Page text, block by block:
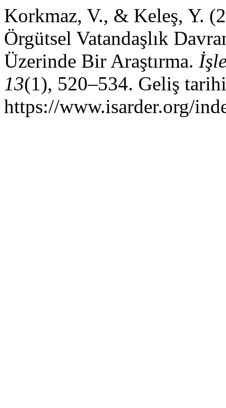
Korkmaz, V., & Keleş, Y.
Örgütsel Vatandaşlık
Üzerinde Bir Araştırma.
13(1), 520–534. Geliş
https://www.isarder.org/